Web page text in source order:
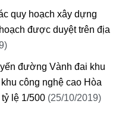
quy hoạch xây dựng
được duyệt trên địa
đường Vành đai khu
công nghệ cao Hòa
lệ 1/500 (25/10/2019)